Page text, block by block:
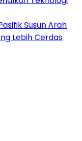
Susun Arah
Lebih Cerdas